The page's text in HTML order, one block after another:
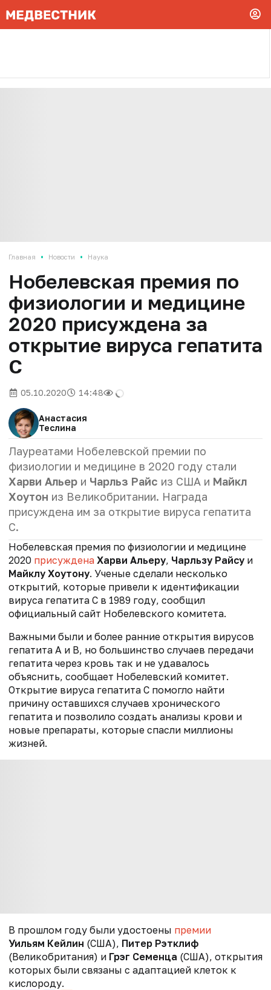
Главная • Новости • Наука
Нобелевская премия по
физиологии и медицине
2020 присуждена за
открытие вируса гепатита
С
05.10.2020 14:48
Анастасия
Теслина
Лауреатами Нобелевской премии по
физиологии и медицине в 2020 году стали
Харви Альер и Чарльз Райс из США и Майкл
Хоутон из Великобритании. Награда
присуждена им за открытие вируса гепатита
С.
Нобелевская премия по физиологии и медицине
2020 присуждена Харви Альеру, Чарльзу Райсу и
Майклу Хоутону. Ученые сделали несколько
открытий, которые привели к идентификации
вируса гепатита С в 1989 году, сообщил
официальный сайт Нобелевского комитета.
Важными были и более ранние открытия вирусов
гепатита A и B, но большинство случаев передачи
гепатита через кровь так и не удавалось
объяснить, сообщает Нобелевский комитет.
Открытие вируса гепатита C помогло найти
причину оставшихся случаев хронического
гепатита и позволило создать анализы крови и
новые препараты, которые спасли миллионы
жизней.
В прошлом году были удостоены премии
Уильям Кейлин (США), Питер Рэтклиф
(Великобритания) и Грэг Семенца (США), открытия
которых были связаны с адаптацией клеток к
кислороду.